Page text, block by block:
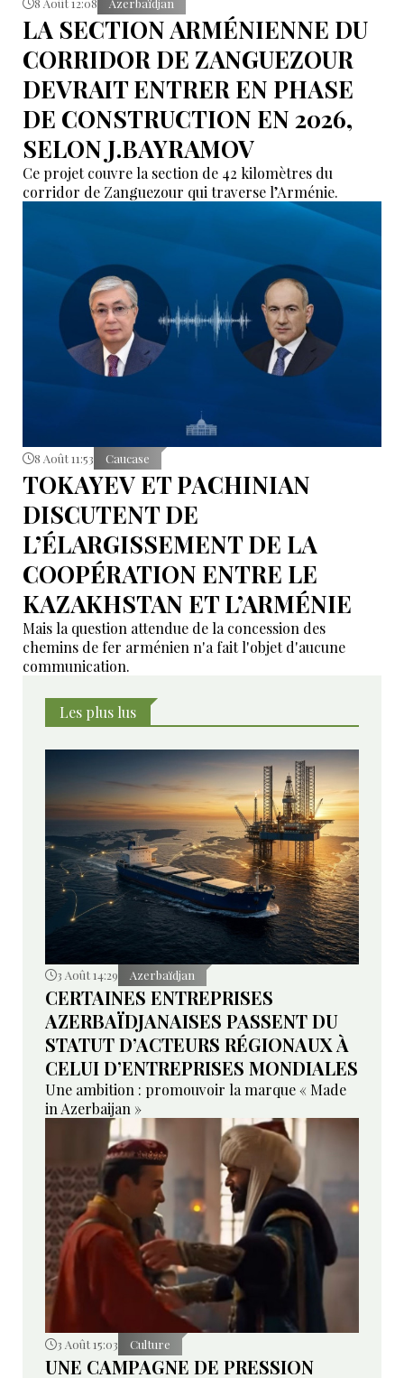
8 Août 12:08 Azerbaïdjan
LA SECTION ARMÉNIENNE DU
CORRIDOR DE ZANGUEZOUR
DEVRAIT ENTRER EN PHASE
DE CONSTRUCTION EN 2026,
SELON J.BAYRAMOV
Ce projet couvre la section de 42 kilomètres du
corridor de Zanguezour qui traverse l’Arménie.
8 Août 11:53 Caucase
TOKAYEV ET PACHINIAN
DISCUTENT DE
L’ÉLARGISSEMENT DE LA
COOPÉRATION ENTRE LE
KAZAKHSTAN ET L’ARMÉNIE
Mais la question attendue de la concession des
chemins de fer arménien n'a fait l'objet d'aucune
communication.
Les plus lus
3 Août 14:29 Azerbaïdjan
CERTAINES ENTREPRISES
AZERBAÏDJANAISES PASSENT DU
STATUT D’ACTEURS RÉGIONAUX À
CELUI D’ENTREPRISES MONDIALES
Une ambition : promouvoir la marque « Made
in Azerbaijan »
3 Août 15:03 Culture
UNE CAMPAGNE DE PRESSION